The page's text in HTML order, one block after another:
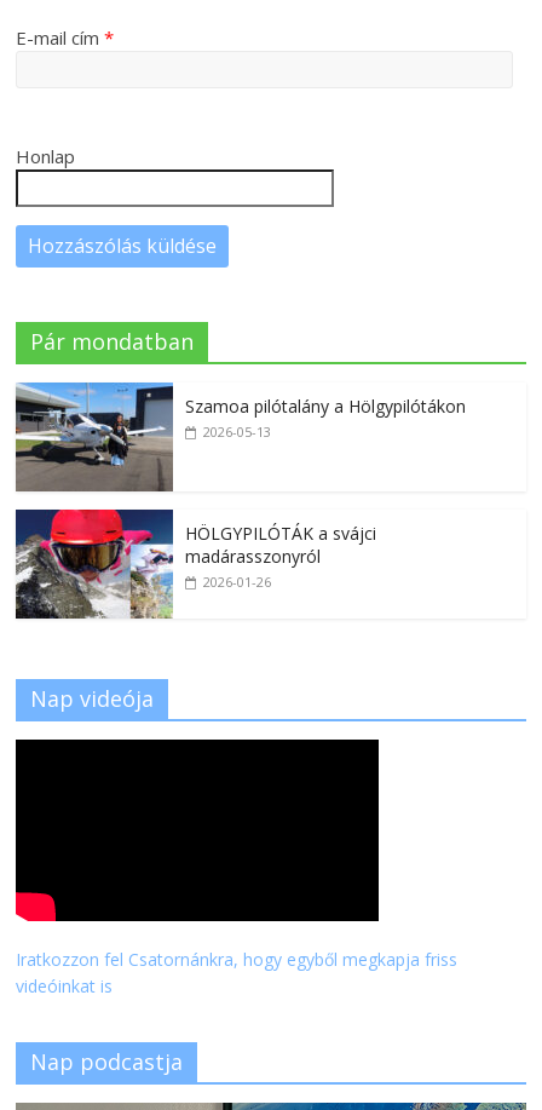
E-mail cím*
Honlap
Pár mondatban
Szamoa pilótalány a Hölgypilótákon
2026-05-13
HÖLGYPILÓTÁK a svájci
madárasszonyról
2026-01-26
Nap videója
Iratkozzon fel Csatornánkra, hogy egyből megkapja friss
videóinkat is
Nap podcastja